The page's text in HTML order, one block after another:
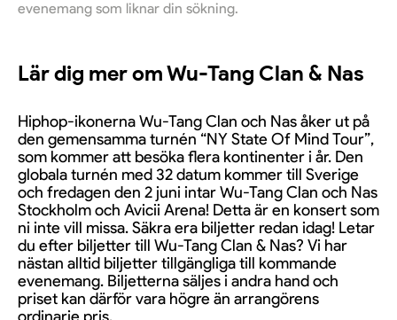
evenemang som liknar din sökning.
Lär dig mer om Wu-Tang Clan & Nas
Hiphop-ikonerna Wu-Tang Clan och Nas åker ut på
den gemensamma turnén “NY State Of Mind Tour”,
som kommer att besöka flera kontinenter i år. Den
globala turnén med 32 datum kommer till Sverige
och fredagen den 2 juni intar Wu-Tang Clan och Nas
Stockholm och Avicii Arena! Detta är en konsert som
ni inte vill missa. Säkra era biljetter redan idag! Letar
du efter biljetter till Wu-Tang Clan & Nas? Vi har
nästan alltid biljetter tillgängliga till kommande
evenemang. Biljetterna säljes i andra hand och
priset kan därför vara högre än arrangörens